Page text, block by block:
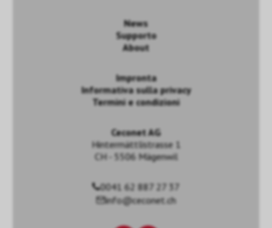
News
Supporto
About
Impronta
Informativa sulla privacy
Termini e condizioni
Ceconet AG
Hintermättlistrasse 1
CH - 5506 Mägenwil
0041 62 887 27 37
info@ceconet.ch